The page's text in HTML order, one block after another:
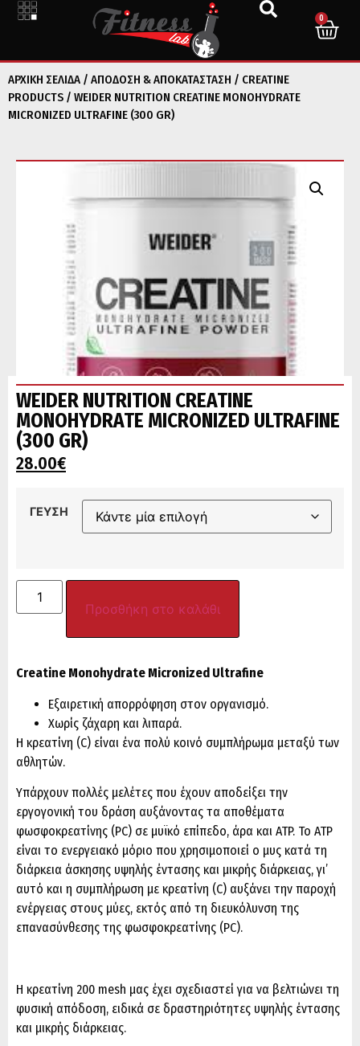
0
ΑΡΧΙΚΉ ΣΕΛΊΔΑ / ΑΠΟΔΟΣΗ & ΑΠΟΚΑΤΑΣΤΑΣΗ / CREATINE
PRODUCTS / WEIDER NUTRITION CREATINE MONOHYDRATE
MICRONIZED ULTRAFINE (300 GR)
WEIDER NUTRITION CREATINE
MONOHYDRATE MICRONIZED ULTRAFINE
(300 GR)
28.00€
ΓΕΥΣΗ
Προσθήκη στο καλάθι
Creatine Monohydrate Micronized Ultrafine
Εξαιρετική απορρόφηση στον οργανισμό.
Χωρίς ζάχαρη και λιπαρά.
Η κρεατίνη (C) είναι ένα πολύ κοινό συμπλήρωμα μεταξύ των
αθλητών.
Υπάρχουν πολλές μελέτες που έχουν αποδείξει την
εργογονική του δράση αυξάνοντας τα αποθέματα
φωσφοκρεατίνης (PC) σε μυϊκό επίπεδο, άρα και ATP. Το ATP
είναι το ενεργειακό μόριο που χρησιμοποιεί ο μυς κατά τη
διάρκεια άσκησης υψηλής έντασης και μικρής διάρκειας, γι’
αυτό και η συμπλήρωση με κρεατίνη (C) αυξάνει την παροχή
ενέργειας στους μύες, εκτός από τη διευκόλυνση της
επανασύνθεσης της φωσφοκρεατίνης (PC).
Η κρεατίνη 200 mesh μας έχει σχεδιαστεί για να βελτιώνει τη
φυσική απόδοση, ειδικά σε δραστηριότητες υψηλής έντασης
και μικρής διάρκειας.